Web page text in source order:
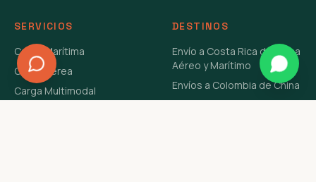
SERVICIOS
Carga Marítima
Carga Aérea
Carga Multimodal
DESTINOS
Envío a Costa Rica de China
Aéreo y Marítimo
Envíos a Colombia de China